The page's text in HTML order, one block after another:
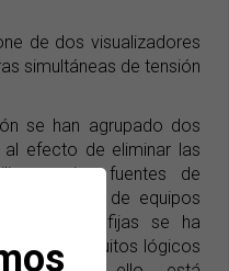
de dos visualizadores
simultáneas de tensión
se han agrupado dos
efecto de eliminar las
varias fuentes de
reparación de equipos
tensiones fijas se ha
circuitos lógicos